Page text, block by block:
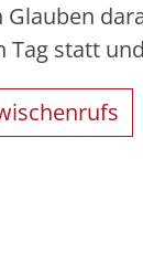
statt